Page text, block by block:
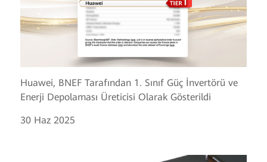
Huawei, BNEF Tarafından 1. Sınıf Güç İnvertörü ve
Enerji Depolaması Üreticisi Olarak Gösterildi
30 Haz 2025